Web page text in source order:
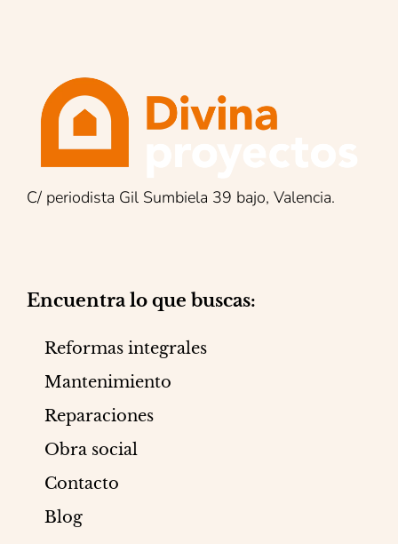
C/ periodista Gil Sumbiela 39 bajo, Valencia.
Encuentra lo que buscas:
Reformas integrales
Mantenimiento
Reparaciones
Obra social
Contacto
Blog